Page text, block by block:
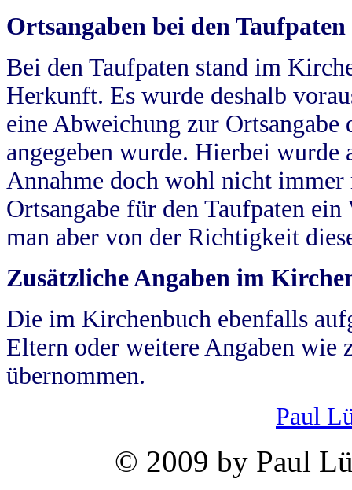
Ortsangaben bei den Taufpaten
Bei den Taufpaten stand im
Herkunft. Es wurde deshalb
eine Abweichung zur
angegeben wurde. Hierbei wurde
Annahme doch wohl nicht
Ortsangabe für den Taufpaten
man aber von der Richtigkeit
Zusätzliche Angaben im
Die im Kirchenbuch ebenfalls
Eltern oder weitere Angaben wie
übernommen.
Paul
© 2009 by Paul